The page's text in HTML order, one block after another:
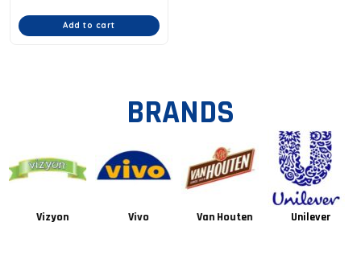
Add to cart
BRANDS
Vizyon Vivo Van Houten Unilever